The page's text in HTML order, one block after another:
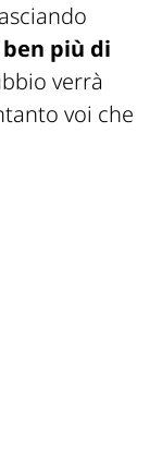
ben più di
verrà
voi che